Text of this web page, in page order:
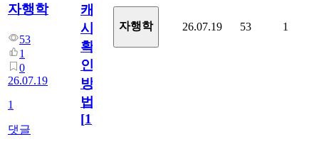
자행학
53
1
0
26.07.19
1
댓글
캐
시
확
인
방
법
[1]
자행학 26.07.19 53 1